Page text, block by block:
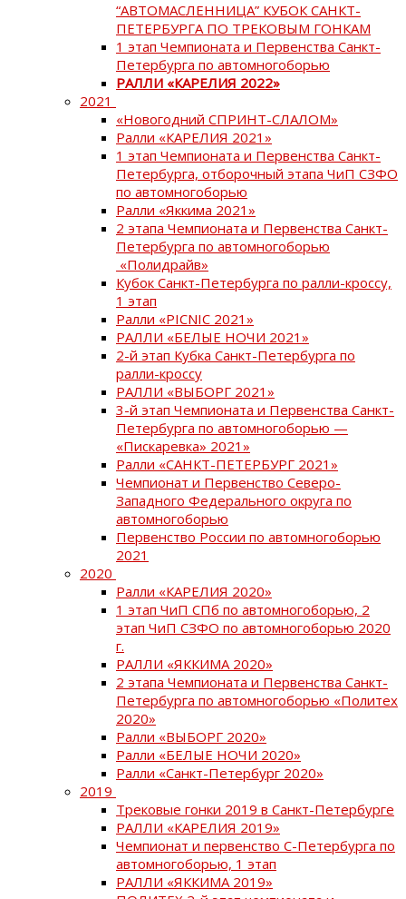
“АВТОМАСЛЕННИЦА” КУБОК САНКТ-
ПЕТЕРБУРГА ПО ТРЕКОВЫМ ГОНКАМ
1 этап Чемпионата и Первенства Санкт-
Петербурга по автомногоборью
РАЛЛИ «КАРЕЛИЯ 2022»
2021
«Новогодний СПРИНТ-СЛАЛОМ»
Ралли «КАРЕЛИЯ 2021»
1 этап Чемпионата и Первенства Санкт-
Петербурга, отборочный этапа ЧиП СЗФО
по автомногоборью
Ралли «Яккима 2021»
2 этапа Чемпионата и Первенства Санкт-
Петербурга по автомногоборью
«Полидрайв»
Кубок Санкт-Петербурга по ралли-кроссу,
1 этап
Ралли «PICNIC 2021»
РАЛЛИ «БЕЛЫЕ НОЧИ 2021»
2-й этап Кубка Санкт-Петербурга по
ралли-кроссу
РАЛЛИ «ВЫБОРГ 2021»
3-й этап Чемпионата и Первенства Санкт-
Петербурга по автомногоборью —
«Пискаревка» 2021»
Ралли «САНКТ-ПЕТЕРБУРГ 2021»
Чемпионат и Первенство Северо-
Западного Федерального округа по
автомногоборью
Первенство России по автомногоборью
2021
2020
Ралли «КАРЕЛИЯ 2020»
1 этап ЧиП СПб по автомногоборью, 2
этап ЧиП СЗФО по автомногоборью 2020
г.
РАЛЛИ «ЯККИМА 2020»
2 этапа Чемпионата и Первенства Санкт-
Петербурга по автомногоборью «Политех
2020»
Ралли «ВЫБОРГ 2020»
Ралли «БЕЛЫЕ НОЧИ 2020»
Ралли «Санкт-Петербург 2020»
2019
Трековые гонки 2019 в Санкт-Петербурге
РАЛЛИ «КАРЕЛИЯ 2019»
Чемпионат и первенство С-Петербурга по
автомногоборью, 1 этап
РАЛЛИ «ЯККИМА 2019»